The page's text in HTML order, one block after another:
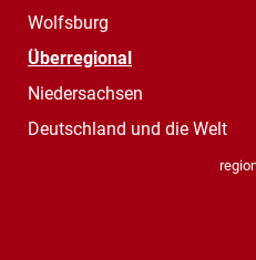
Wolfsburg
Überregional
Niedersachsen
Deutschland und die Welt